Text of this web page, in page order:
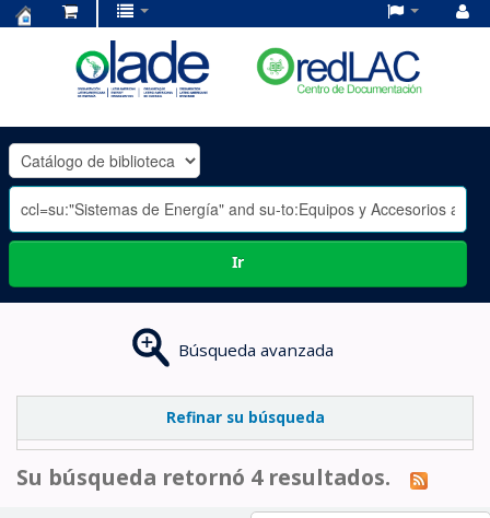
OLADE
-
Ir
Búsqueda avanzada
Refinar su búsqueda
Su búsqueda retornó 4 resultados.